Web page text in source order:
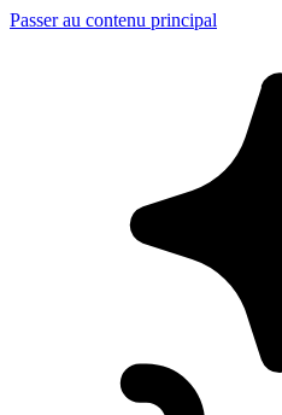
Passer au contenu principal